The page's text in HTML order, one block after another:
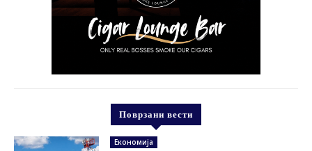
Поврзани вести
Економија